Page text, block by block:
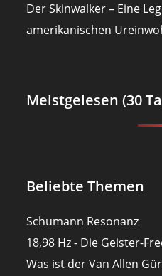
Der Skinwalker – Eine
amerikanischen
Meistgelesen (30
Beliebte Themen
Schumann Resonanz
18,98 Hz - Die Geister-
Was ist der Van Allen